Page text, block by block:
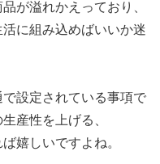
が溢れかえっており、
に組み込めばいいか迷
設定されている事項で
産性を上げる、
嬉しいですよね。